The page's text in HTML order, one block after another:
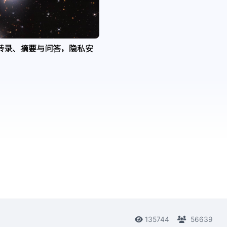
、摘要与问答，隐私安
135744 56639